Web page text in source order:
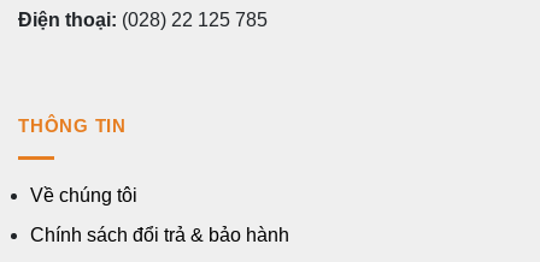
Điện thoại: (028) 22 125 785
THÔNG TIN
Về chúng tôi
Chính sách đổi trả & bảo hành